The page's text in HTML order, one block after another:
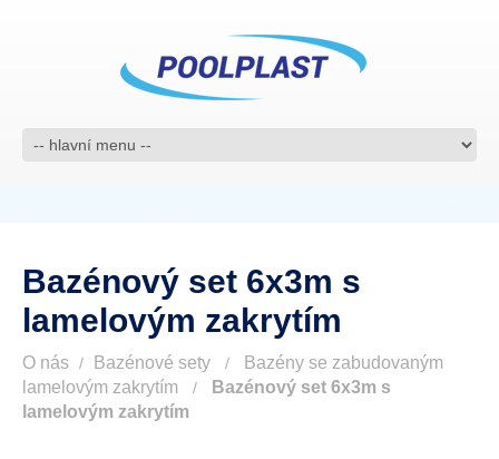
Bazénový set 6x3m s
lamelovým zakrytím
O nás Bazénové sety
Bazény se zabudovaným
lamelovým zakrytím
Bazénový set 6x3m s
lamelovým zakrytím